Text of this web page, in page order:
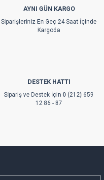
AYNI GÜN KARGO
Siparişleriniz En Geç 24 Saat İçinde
Kargoda
DESTEK HATTI
Sipariş ve Destek İçin 0 (212) 659
12 86 - 87